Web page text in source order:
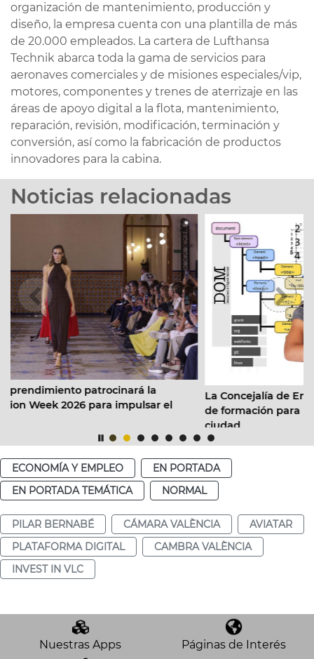
organización de mantenimiento, producción y
diseño, la empresa cuenta con una plantilla de más
de 20.000 empleados. La cartera de Lufthansa
Technik abarca toda la gama de servicios para
aeronaves comerciales y de misiones especiales/vip,
motores, componentes y trenes de aterrizaje en las
áreas de apoyo digital a la flota, mantenimiento,
reparación, revisión, modificación, terminación y
conversión, así como la fabricación de productos
innovadores para la cabina.
Noticias relacionadas
la
el
La Concejalía de Empleo activa 4,8 millones en
de formación para las personas desempleadas
ECONOMÍA Y EMPLEO
EN PORTADA
EN PORTADA TEMÁTICA
NORMAL
PILAR BERNABÉ CÁMARA VALÈNCIA
AVIATAR
PLATAFORMA DIGITAL
CAMBRA VALÈNCIA
INVEST IN VLC
Nuestras Apps Páginas de Interés